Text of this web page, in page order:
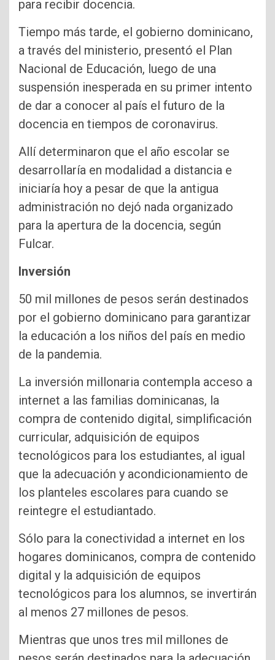
para recibir docencia.
Tiempo más tarde, el gobierno dominicano,
a través del ministerio, presentó el Plan
Nacional de Educación, luego de una
suspensión inesperada en su primer intento
de dar a conocer al país el futuro de la
docencia en tiempos de coronavirus.
Allí determinaron que el año escolar se
desarrollaría en modalidad a distancia e
iniciaría hoy a pesar de que la antigua
administración no dejó nada organizado
para la apertura de la docencia, según
Fulcar.
Inversión
50 mil millones de pesos serán destinados
por el gobierno dominicano para garantizar
la educación a los niños del país en medio
de la pandemia.
La inversión millonaria contempla acceso a
internet a las familias dominicanas, la
compra de contenido digital, simplificación
curricular, adquisición de equipos
tecnológicos para los estudiantes, al igual
que la adecuación y acondicionamiento de
los planteles escolares para cuando se
reintegre el estudiantado.
Sólo para la conectividad a internet en los
hogares dominicanos, compra de contenido
digital y la adquisición de equipos
tecnológicos para los alumnos, se invertirán
al menos 27 millones de pesos.
Mientras que unos tres mil millones de